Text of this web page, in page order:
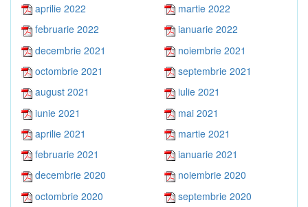
aprilie 2022
martie 2022
februarie 2022
ianuarie 2022
decembrie 2021
noiembrie 2021
octombrie 2021
septembrie 2021
august 2021
iulie 2021
iunie 2021
mai 2021
aprilie 2021
martie 2021
februarie 2021
ianuarie 2021
decembrie 2020
noiembrie 2020
octombrie 2020
septembrie 2020